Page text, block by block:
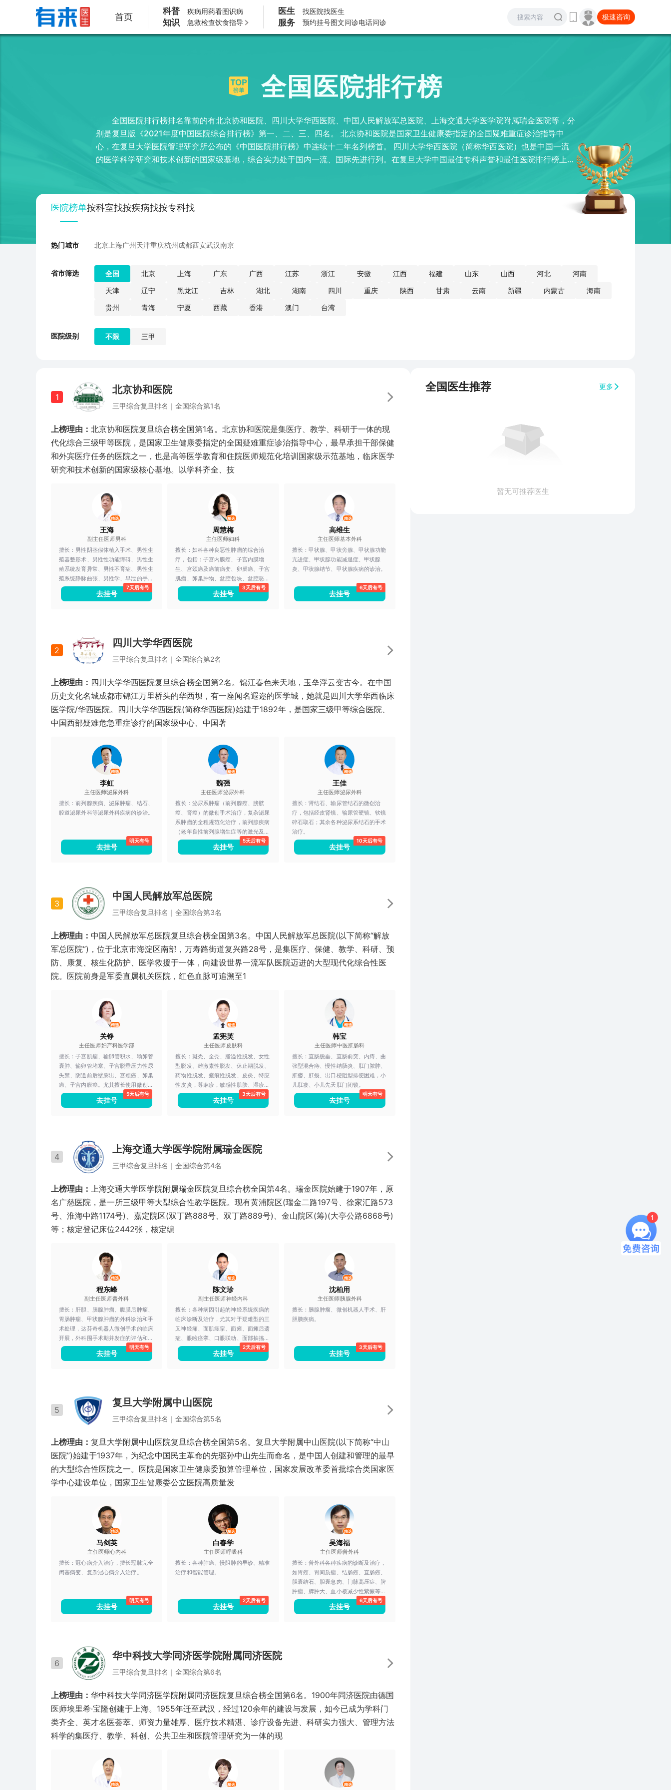
首页
科普
知识
疾病用药看图识病
急救检查饮食指导
医生
服务
找医院找医生
预约挂号图文问诊电话问诊
极速咨询
全国医院排行榜
全国医院排行榜排名靠前的有北京协和医院、四川大学华西医院、中国人民解放军总医院、上海交通大学医学院附属瑞金医院等，分
别是复旦版《2021年度中国医院综合排行榜》第一、二、三、四名。 北京协和医院是国家卫生健康委指定的全国疑难重症诊治指导中
心，在复旦大学医院管理研究所公布的《中国医院排行榜》中连续十二年名列榜首。 四川大学华西医院（简称华西医院）也是中国一流
的医学科学研究和技术创新的国家级基地，综合实力处于国内一流、国际先进行列。在复旦大学中国最佳专科声誉和最佳医院排行榜上，
百年的深厚底蕴。医院学科齐全、技术力量雄厚、特色专科突出，尤其在血液内科、心血管内科、肾脏内科等学科方面颇具特色。
医院榜单按科室找按疾病找按专科找
热门城市 北京 上海广州天津重庆杭州成都西安武汉南京
省市筛选 全国 北京 上海 广东 广西 江苏 浙江 安徽 江西 福建 山东 山西 河北
河南
天津
辽宁 黑龙江 吉林 湖北 湖南 四川 重庆 陕西 甘肃 云南 新疆 内蒙古
海南
贵州
青海 宁夏 西藏 香港 澳门 台湾
医院级别 不限 三甲
1
北京协和医院
三甲综合复旦排名｜ 全国综合第1名
上榜理由： 北京协和医院复旦综合榜全国第1名。北京协和医院是集医疗、教学、科研于一体的现
代化综合三级甲等医院，是国家卫生健康委指定的全国疑难重症诊治指导中心，最早承担干部保健
和外宾医疗任务的医院之一，也是高等医学教育和住院医师规范化培训国家级示范基地，临床医学
研究和技术创新的国家级核心基地。以学科齐全、技
精选
王海
副主任医师男科
擅长： 男性阴茎假体植入手术、男性生
殖器整形术、男性性功能障碍、男性生
殖系统发育异常、男性不育症、男性生
殖系统静脉曲张、男性学、早泄的手术
治疗、勃起功能障碍的药物治疗，精索
静脉曲张，输精管复通等显微手术治
去挂号
7天后有号
精选
周慧梅
主任医师妇科
擅长： 妇科各种良恶性肿瘤的综合治
疗，包括：子宫内膜癌、子宫内膜增
生、宫颈癌及癌前病变、卵巢癌、子宫
肌瘤、卵巢肿物、盆腔包块、盆腔恶性
肿瘤等的手术治疗；子宫内膜癌及子宫
颈癌的微创手术（包括保育手术治
隔、提高肿瘤患者的生活质量等；妇科
恶性肿瘤的化学治疗、靶向治疗和免疫
治疗，以及基于分子检测的妇科恶性肿
治疗等，确保患者治疗的精准化，增进
患者治疗受益，帮助年轻妇科肿瘤患者
得到生育机会等等。
去挂号
3天后有号
精选
高维生
主任医师基本外科
擅长： 甲状腺、甲状旁腺、甲状腺功能
亢进症、甲状腺功能减退症、甲状腺
炎、甲状腺结节、甲状腺疾病的诊治。
去挂号
6天后有号
2
四川大学华西医院
三甲综合复旦排名｜ 全国综合第2名
上榜理由： 四川大学华西医院复旦综合榜全国第2名。锦江春色来天地，玉垒浮云变古今。在中国
历史文化名城成都市锦江万里桥头的华西坝，有一座闻名遐迩的医学城，她就是四川大学华西临床
医学院/华西医院。四川大学华西医院(简称华西医院)始建于1892年，是国家三级甲等综合医院、
中国西部疑难危急重症诊疗的国家级中心、中国著
精选
李虹
主任医师泌尿外科
擅长：前列腺疾病、泌尿肿瘤、结石、
腔道泌尿外科等泌尿外科疾病的诊治。
去挂号
明天有号
精选
魏强
主任医师泌尿外科
擅长： 泌尿系肿瘤（前列腺癌、膀胱
癌、肾癌）的微创手术治疗，复杂泌尿
系肿瘤的全程规范化治疗，前列腺疾病
（老年良性前列腺增生症等的激光及经
尿道微创手术治疗）。
去挂号
5天后有号
精选
王佳
主任医师泌尿外科
擅长： 肾结石、输尿管结石的微创治
疗，包括经皮肾镜、输尿管硬镜、软镜
碎石取石；其余各种泌尿系结石的手术
治疗。
去挂号
10天后有号
3
中国人民解放军总医院
三甲综合复旦排名｜ 全国综合第3名
上榜理由： 中国人民解放军总医院复旦综合榜全国第3名。中国人民解放军总医院(以下简称“解放
军总医院”)，位于北京市海淀区南部，万寿路街道复兴路28号，是集医疗、保健、教学、科研、预
防、康复、核生化防护、医学救援于一体，向建设世界一流军队医院迈进的大型现代化综合性医
院。医院前身是军委直属机关医院，红色血脉可追溯至1
精选
关铮
主任医师妇产科医学部
擅长：子宫肌瘤、输卵管积水、输卵管
囊肿、输卵管堵塞、子宫脱垂压力性尿
失禁、阴道前后壁膨出、宫颈癌、卵巢
癌、子宫内膜癌。尤其擅长使用微创手
段如经阴道手术、腹腔镜及宫腔镜诊治
妇科疾病，特别是应用腔镜技术进行子
去挂号
5天后有号
精选
孟宪芙
主任医师皮肤科
擅长： 斑秃、全秃、脂溢性脱发、女性
型脱发、雄激素性脱发、休止期脱发、
药物性脱发、瘢痕性脱发、皮炎、特应
性皮炎，荨麻疹，敏感性肌肤、湿疹、
白癜风、银屑病、痤疮、毛囊炎、性传
播疾病。
去挂号
3天后有号
精选
韩宝
主任医师中医肛肠科
擅长： 直肠脱垂、直肠前突、内痔、曲
张型混合痔、慢性结肠炎、肛门脓肿、
肛瘘、肛裂、出口梗阻型排便困难，小
儿肛瘘、小儿先天肛门闭锁。
去挂号
明天有号
4
上海交通大学医学院附属瑞金医院
三甲综合复旦排名｜ 全国综合第4名
上榜理由： 上海交通大学医学院附属瑞金医院复旦综合榜全国第4名。瑞金医院始建于1907年，原
名广慈医院，是一所三级甲等大型综合性教学医院。现有黄浦院区(瑞金二路197号、徐家汇路573
号、淮海中路1174号)、嘉定院区(双丁路888号、双丁路889号)、金山院区(筹)(大亭公路6868号)
等；核定登记床位2442张，核定编
精选
程东峰
副主任医师普外科
擅长： 肝胆、胰腺肿瘤、腹膜后肿瘤、
胃肠肿瘤、甲状腺肿瘤的外科诊治和手
术处理，达芬奇机器人微创手术的临床
开展，外科围手术期并发症的评估和处
理，恶性肿瘤的综合治疗等。
去挂号
明天有号
精选
陈文珍
副主任医师神经内科
擅长： 各种病因引起的神经系统疾病的
临床诊断及治疗，尤其对于疑难型的三
叉神经痛、面肌痉挛、面瘫、面瘫后遗
症、眼睑痉挛、口眼联动、面部抽搐、
带状疱疹后遗神经痛、梅杰综合征、儿
童癫痫、难治性癫痫、癫痫大发作、癫
去挂号
2天后有号
精选
沈柏用
主任医师胰腺外科
擅长： 胰腺肿瘤、微创机器人手术、肝
胆胰疾病。
去挂号
3天后有号
5
复旦大学附属中山医院
三甲综合复旦排名｜ 全国综合第5名
上榜理由： 复旦大学附属中山医院复旦综合榜全国第5名。复旦大学附属中山医院(以下简称“中山
医院”)始建于1937年，为纪念中国民主革命的先驱孙中山先生而命名，是中国人创建和管理的最早
的大型综合性医院之一。医院是国家卫生健康委预算管理单位，国家发展改革委首批综合类国家医
学中心建设单位，国家卫生健康委公立医院高质量发
精选
马剑英
主任医师心内科
擅长：冠心病介入治疗，擅长冠脉完全
闭塞病变、复杂冠心病介入治疗。
去挂号
明天有号
精选
白春学
主任医师呼吸科
擅长： 各种肺癌、慢阻肺的早诊、精准
治疗和智能管理。
去挂号
2天后有号
精选
吴海福
主任医师普外科
擅长： 普外科各种疾病的诊断及治疗，
如胃癌、胃间质瘤、结肠癌、直肠癌、
胆囊结石、胆囊息肉、门脉高压症、脾
肿瘤、脾肿大、血小板减少性紫癜等，
尤其擅长肥胖和2型糖尿病的腹腔镜手
术治疗。
去挂号
6天后有号
6
华中科技大学同济医学院附属同济医院
三甲综合复旦排名｜ 全国综合第6名
上榜理由： 华中科技大学同济医学院附属同济医院复旦综合榜全国第6名。1900年同济医院由德国
医师埃里希·宝隆创建于上海。1955年迁至武汉，经过120余年的建设与发展，如今已成为学科门
类齐全、英才名医荟萃、师资力量雄厚、医疗技术精湛、诊疗设备先进、科研实力强大、管理方法
科学的集医疗、教学、科创、公共卫生和医院管理研究为一体的现
精选 精选 精选
全国医生推荐 更多
暂无可推荐医生